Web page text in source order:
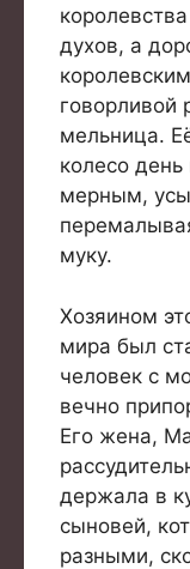
духов, а
говорливой
мельница.
колесо день
мерным,
муку.
Хозяином
мира был
человек с
вечно
Его жена,
держала в
сыновей,
разными,